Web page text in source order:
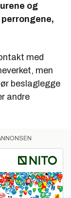
og
med
men
beslaglegge
andre